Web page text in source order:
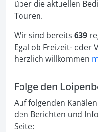
über die aktuellen
Touren.
Wir sind bereits 639
Egal ob Freizeit- oder
herzlich willkommen
Folge den
Auf folgenden
den Berichten und
Seite: